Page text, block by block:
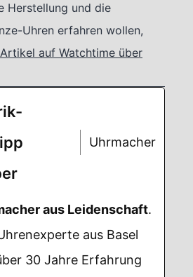
Herstellung und die
Uhren erfahren wollen,
Artikel auf Watchtime über
Uhrmacher
aus Leidenschaft.
aus Basel
30 Jahre Erfahrung